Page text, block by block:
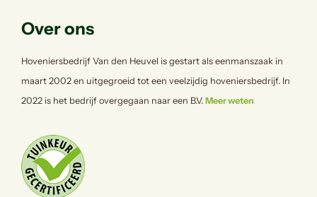
Over ons
Hoveniersbedrijf Van den Heuvel is gestart als eenmanszaak in
maart 2002 en uitgegroeid tot een veelzijdig hoveniersbedrijf. In
2022 is het bedrijf overgegaan naar een B.V. Meer weten